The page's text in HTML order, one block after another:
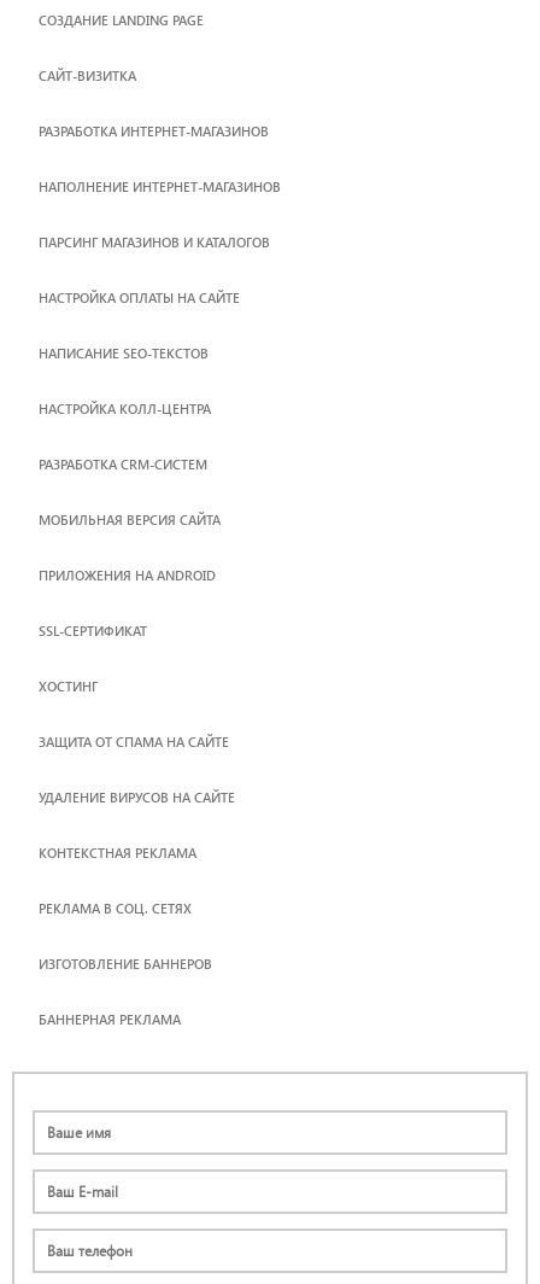
СОЗДАНИЕ LANDING PAGE
САЙТ-ВИЗИТКА
РАЗРАБОТКА ИНТЕРНЕТ-МАГАЗИНОВ
НАПОЛНЕНИЕ ИНТЕРНЕТ-МАГАЗИНОВ
ПАРСИНГ МАГАЗИНОВ И КАТАЛОГОВ
НАСТРОЙКА ОПЛАТЫ НА САЙТЕ
НАПИСАНИЕ SEO-ТЕКСТОВ
НАСТРОЙКА КОЛЛ-ЦЕНТРА
РАЗРАБОТКА CRM-СИСТЕМ
МОБИЛЬНАЯ ВЕРСИЯ САЙТА
ПРИЛОЖЕНИЯ НА ANDROID
SSL-СЕРТИФИКАТ
ХОСТИНГ
ЗАЩИТА ОТ СПАМА НА САЙТЕ
УДАЛЕНИЕ ВИРУСОВ НА САЙТЕ
КОНТЕКСТНАЯ РЕКЛАМА
РЕКЛАМА В СОЦ. СЕТЯХ
ИЗГОТОВЛЕНИЕ БАННЕРОВ
БАННЕРНАЯ РЕКЛАМА